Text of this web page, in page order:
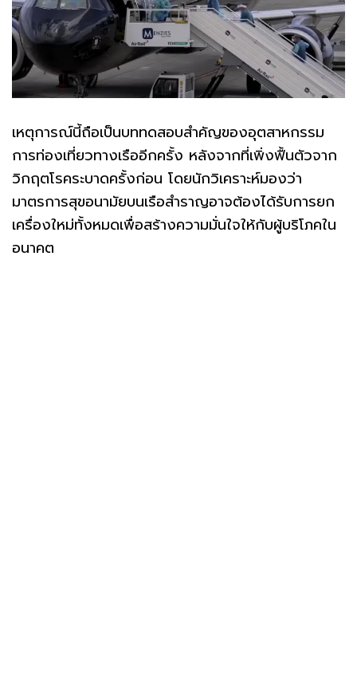
เหตุการณ์นี้ถือเป็นบททดสอบสำคัญของอุตสาหกรรม
การท่องเที่ยวทางเรืออีกครั้ง หลังจากที่เพิ่งฟื้นตัวจาก
วิกฤตโรคระบาดครั้งก่อน โดยนักวิเคราะห์มองว่า
มาตรการสุขอนามัยบนเรือสำราญอาจต้องได้รับการยก
เครื่องใหม่ทั้งหมดเพื่อสร้างความมั่นใจให้กับผู้บริโภคใน
อนาคต